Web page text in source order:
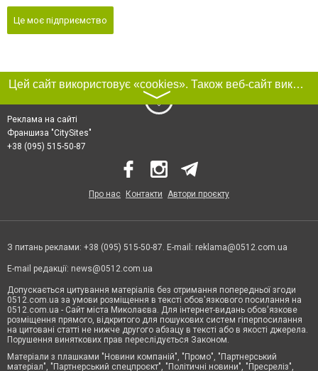
Це моє підприємство
Цей сайт використовує «cookies». Також веб-сайт використовує інтернет-сервіс для збору технічних даних стосовно відвідувачів з метою отримання маркетингової та статистичної інформації. Умови обробки даних відвідувачів сайту див.
〉
Реклама на сайті
Франшиза "CitySites"
+38 (095) 515-50-87
Про нас Контакти Автори проєкту
З питань реклами: +38 (095) 515-50-87. E-mail: reklama@0512.com.ua
E-mail редакції: news@0512.com.ua
Допускається цитування матеріалів без отримання попередньої згоди
0512.com.ua за умови розміщення в тексті обов'язкового посилання на
0512.com.ua - Сайт міста Миколаєва. Для інтернет-видань обов'язкове
розміщення прямого, відкритого для пошукових систем гіперпосилання
на цитовані статті не нижче другого абзацу в тексті або в якості джерела.
Порушення виняткових прав переслідується Законом.
Матеріали з плашками "Новини компаній", "Промо", "Партнерський
матеріал", "Партнерський спецпроєкт", "Політичні новини", "Пресреліз",